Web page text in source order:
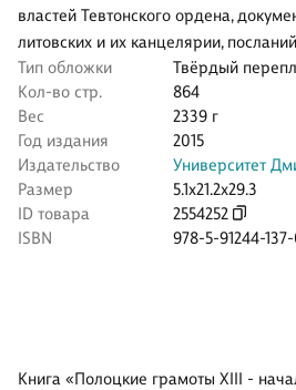
властей Тевтонского ордена,
литовских и их канцелярии,
Тип обложки
Твёрдый
Кол-во стр.
864
Вес
2339 г
Год издания
2015
Издательство
Университет
Размер
5.1x21.2x29.3
ID товара
2554252
ISBN
978-5-91244-
Книга «Полоцкие грамоты XIII -